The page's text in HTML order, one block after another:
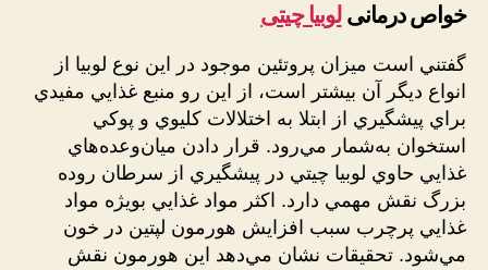
خواص درمانیلوبیا چیتی
گفتني است ميزان پروتئين موجود در اين نوع لوبيا از
انواع ديگر آن بيشتر است، از اين رو منبع غذايي مفيدي
براي پيشگيري از ابتلا به اختلالات کليوي و پوکي
استخوان به‌شمار مي‌رود. قرار دادن ميان‌وعده‌هاي
غذايي حاوي لوبيا چيتي در پيشگيري از سرطان روده
بزرگ نقش مهمي دارد. اکثر مواد غذايي بويژه مواد
غذايي پرچرب سبب افزايش هورمون لپتين در خون
مي‌شود. تحقيقات نشان مي‌دهد اين هورمون نقش